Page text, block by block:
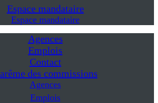
Espace mandataire
Espace mandataire
Agences
Emplois
Contact
des commissions
Agences
Emplois